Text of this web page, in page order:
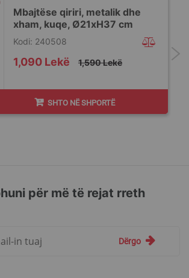
Mbajtëse qiriri, metalik dhe
xham, kuqe, Ø21xH37 cm
Special
Price
1,090 Lekë 1,590 Lekë
Kodi: 240508
SHTO NË SHPORTË
për më të rejat rreth
Dërgo